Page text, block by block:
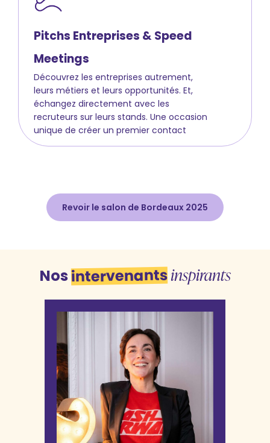
Pitchs Entreprises & Speed
Meetings
Découvrez les entreprises autrement,
leurs métiers et leurs opportunités. Et,
échangez directement avec les
recruteurs sur leurs stands. Une occasion
unique de créer un premier contact
Revoir le salon de Bordeaux 2025
Nosintervenantsinspirants